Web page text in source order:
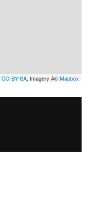
CC-BY-SA, Imagery Â©Mapbox